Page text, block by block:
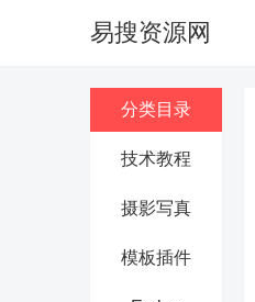
易搜资源网
分类目录
技术教程
摄影写真
模板插件